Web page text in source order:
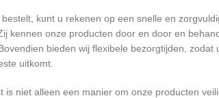
kunt u rekenen op een snelle en
kennen onze producten door en door en
bieden wij flexibele bezorgtijden, zodat
uitkomt.
is niet alleen een manier om onze producten